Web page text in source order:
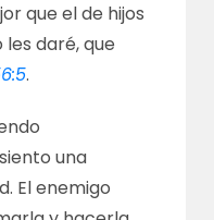
que el de hijos
daré, que
.
una
El enemigo